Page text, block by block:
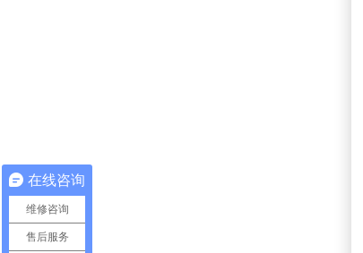
在线咨询
维修咨询
售后服务